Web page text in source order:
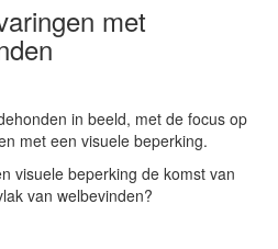
met
in beeld, met de focus op
met een visuele beperking.
visuele beperking de komst van
van welbevinden?